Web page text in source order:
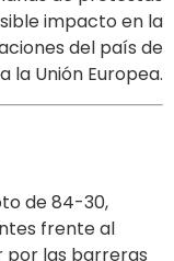
impacto en la
del país de
la Unión Europea.
de 84-30,
frente al
por las barreras